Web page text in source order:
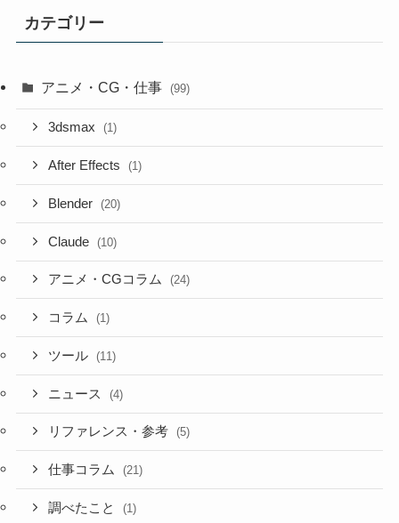
カテゴリー
アニメ・CG・仕事 (99)
3dsmax (1)
After Effects (1)
Blender (20)
Claude (10)
アニメ・CGコラム (24)
コラム (1)
ツール (11)
ニュース (4)
リファレンス・参考 (5)
仕事コラム (21)
調べたこと (1)